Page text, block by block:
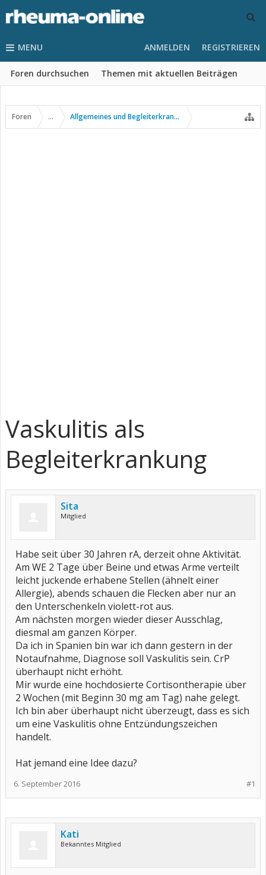
MENU
Foren durchsuchen Themen mit aktuellen Beiträgen
ANMELDEN REGISTRIEREN
Foren ... Allgemeines und Begleiterkrankungen
Vaskulitis als
Begleiterkrankung
Sita
Mitglied
Habe seit über 30 Jahren rA, derzeit ohne Aktivität.
Am WE 2 Tage über Beine und etwas Arme verteilt
leicht juckende erhabene Stellen (ähnelt einer
Allergie), abends schauen die Flecken aber nur an
den Unterschenkeln violett-rot aus.
Am nächsten morgen wieder dieser Ausschlag,
diesmal am ganzen Körper.
Da ich in Spanien bin war ich dann gestern in der
Notaufnahme, Diagnose soll Vaskulitis sein. CrP
überhaupt nicht erhöht.
Mir wurde eine hochdosierte Cortisontherapie über
2 Wochen (mit Beginn 30 mg am Tag) nahe gelegt.
Ich bin aber überhaupt nicht überzeugt, dass es sich
um eine Vaskulitis ohne Entzündungszeichen
handelt.
Hat jemand eine Idee dazu?
#1
6. September 2016
Kati
Bekanntes Mitglied